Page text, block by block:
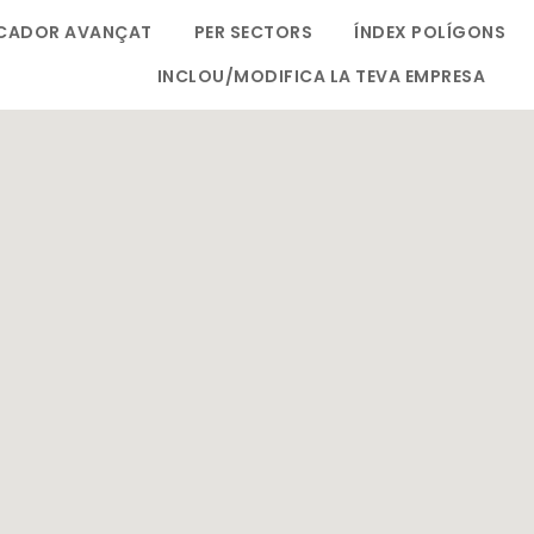
AVANÇAT PER SECTORS
ÍNDEX POLÍGONS
INCLOU/MODIFICA LA TEVA EMPRESA